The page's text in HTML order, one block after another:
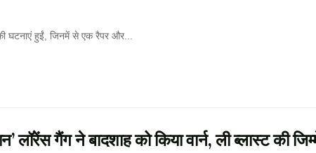
घटनाएं हुईं, जिनमें से एक रैपर और...
गैंग ने बादशाह को किया वार्न, ली ब्लास्ट की